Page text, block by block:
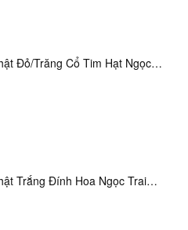
Đỏ/Trăng Cổ Tim Hạt Ngọc
Trắng Đính Hoa Ngọc Trai